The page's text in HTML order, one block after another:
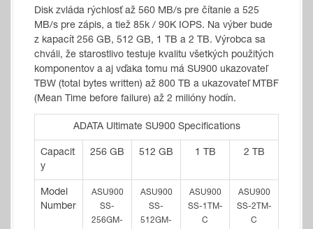
Disk zvláda rýchlosť až 560 MB/s pre čítanie a 525
MB/s pre zápis, a tiež 85k / 90K IOPS. Na výber bude
z kapacít 256 GB, 512 GB, 1 TB a 2 TB. Výrobca sa
chváli, že starostlivo testuje kvalitu všetkých použitých
komponentov a aj vďaka tomu má SU900 ukazovateľ
TBW (total bytes written) až 800 TB a ukazovateľ MTBF
(Mean Time before failure) až 2 milióny hodín.
ADATA Ultimate SU900 Specifications
Capacit
y
256 GB 512 GB 1 TB 2 TB
Model
Number
ASU900
SS-
256GM-
ASU900
SS-
512GM-
ASU900
SS-1TM-
C
ASU900
SS-2TM-
C